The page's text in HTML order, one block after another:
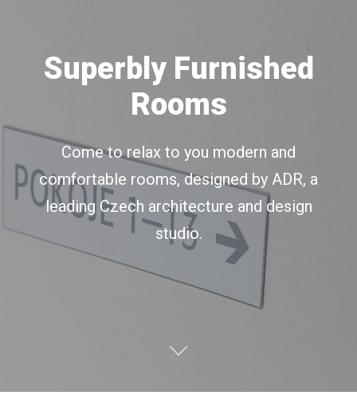
Superbly Furnished
Rooms
Come to relax to you modern and
comfortable rooms, designed by ADR, a
leading Czech architecture and design
studio.